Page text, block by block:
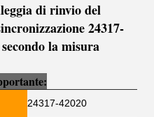
di rinvio del
24317-
la misura
:
24317-42020